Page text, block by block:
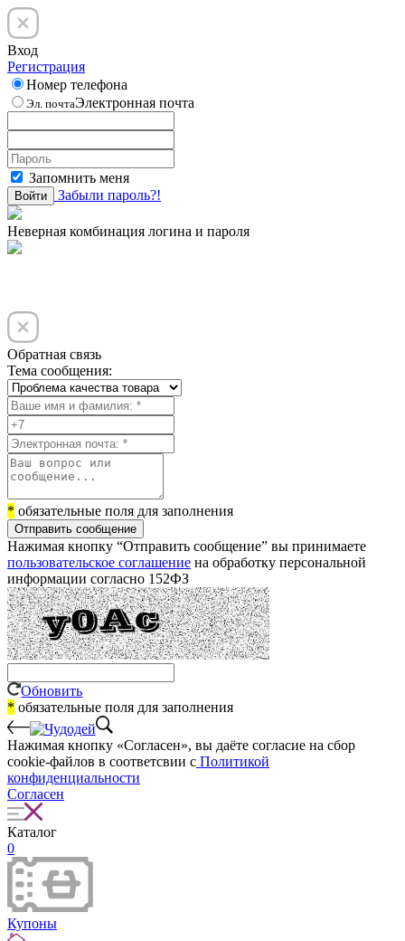
Вход
Регистрация
Номер телефона
Эл. почтаЭлектронная почта
Запомнить меня
Войти Забыли пароль?!
Неверная комбинация логина и пароля
Обратная связь
Тема сообщения:
* обязательные поля для заполнения
Отправить сообщение
Нажимая кнопку “Отправить сообщение” вы принимаете
пользовательское соглашение на обработку персональной
информации согласно 152ФЗ
Обновить
* обязательные поля для заполнения
Нажимая кнопку «Согласен», вы даёте cогласие на сбор
cookie-файлов в соответсвии с Политикой
конфиденциальности
Согласен
Каталог
0
Купоны